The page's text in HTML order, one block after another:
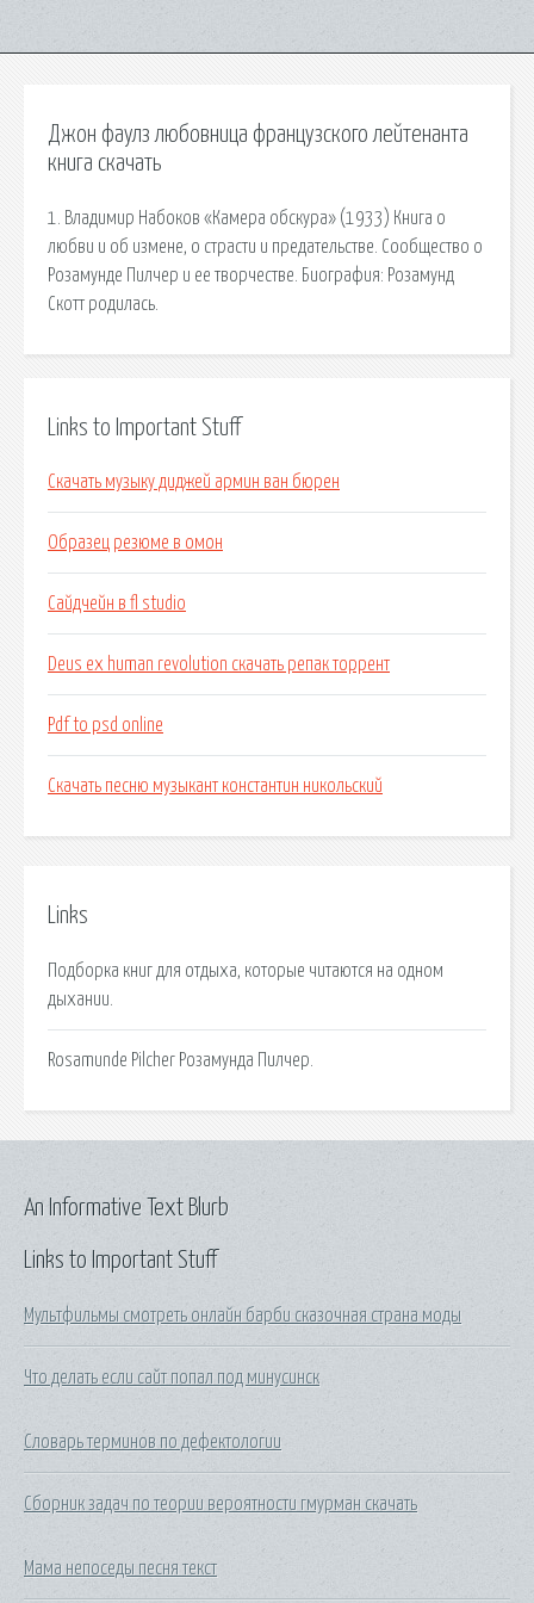
Джон фаулз любовница французского лейтенанта
книга скачать
1. Владимир Набоков «Камера обскура» (1933) Книга о
любви и об измене, о страсти и предательстве. Сообщество о
Розамунде Пилчер и ее творчестве. Биография: Розамунд
Скотт родилась.
Links to Important Stuff
Скачать музыку диджей армин ван бюрен
Образец резюме в омон
Сайдчейн в fl studio
Deus ex human revolution скачать репак торрент
Pdf to psd online
Скачать песню музыкант константин никольский
Links
Подборка книг для отдыха, которые читаются на одном
дыхании.
Rosamunde Pilcher Розамунда Пилчер.
Links to Important Stuff
Мультфильмы смотреть онлайн барби сказочная страна моды
Что делать если сайт попал под минусинск
Словарь терминов по дефектологии
Сборник задач по теории вероятности гмурман скачать
Мама непоседы песня текст
An Informative Text Blurb